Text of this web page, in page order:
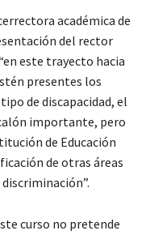
académica de
del rector
este trayecto hacia
presentes los
de discapacidad, el
importante, pero
de Educación
de otras áreas
curso no pretende